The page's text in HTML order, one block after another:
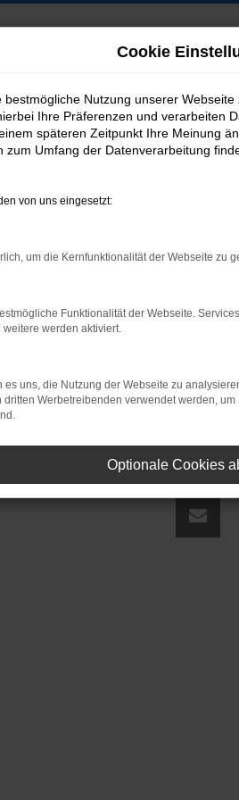
B2B-
Jakob Trading
D-08223 Neustadt/
| fj@jakob-trading.com |Webdesign by
Cookie
Nutzung unserer
Ihre Präferenzen und verarbeiten
späteren Zeitpunkt Ihre Meinung
Umfang der Datenverarbeitung
von uns eingesetzt:
um die Kernfunktionalität der Webseite zu
Funktionalität der Webseite.
werden aktiviert.
uns, die Nutzung der Webseite zu
Werbetreibenden verwendet werden,
Optionale Cookies